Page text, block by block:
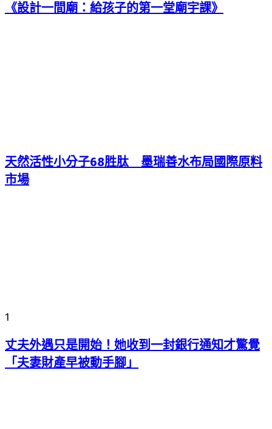
《設計一間廟：給孩子的第一堂廟宇課》
天然活性小分子68胜肽 墨瑞善水布局國際原料
市場
1
丈夫外遇只是開始！她收到一封銀行通知才驚覺
「夫妻財產早被動手腳」